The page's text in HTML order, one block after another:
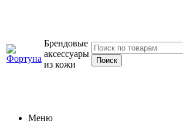
Брендовые
аксессуары
из кожи
Меню